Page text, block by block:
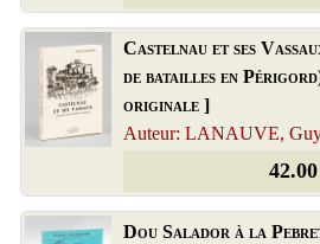
Castelnau et ses
de batailles en
originale ]
Auteur: LANAUVE,
Dou Salador à la